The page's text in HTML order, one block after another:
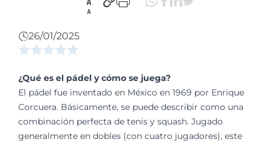
26/01/2025
¿Qué es el pádel y cómo se juega?
El pádel fue inventado en México en 1969 por Enrique
Corcuera. Básicamente, se puede describir como una
combinación perfecta de tenis y squash. Jugado
generalmente en dobles (con cuatro jugadores), este